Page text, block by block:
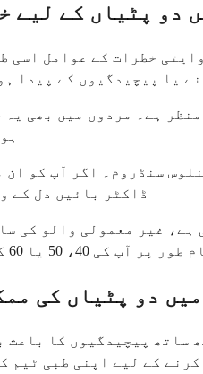
دو پٹیاں کے لیے
خطرات کے عوامل اسی
یا پیچیدگیوں کے پیدا
ہے۔ مردوں میں بھی یہ
سنڈروم۔ اگر آپ کو ان
ڈاکٹر بائیں دل کے
غیر معمولی والو کی
میں زیادہ واضح ہوتی ہے۔
دو پٹیاں کی
ساتھ پیچیدگیوں کا باعث
کے لیے اپنی طبی ٹیم